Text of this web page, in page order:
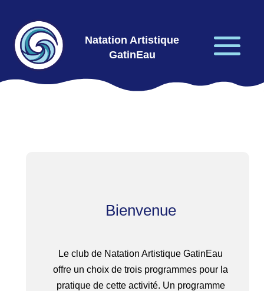
Natation Artistique
GatinEau
Bienvenue
Le club de Natation Artistique GatinEau
offre un choix de trois programmes pour la
pratique de cette activité. Un programme